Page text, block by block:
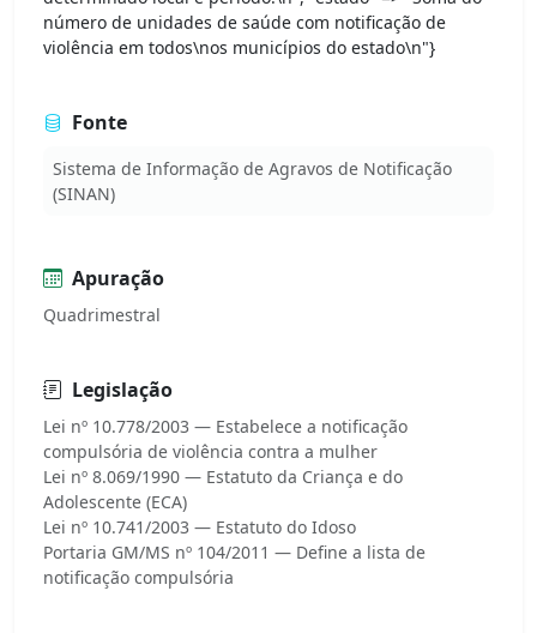
número de unidades de saúde com notificação de
violência em todos\nos municípios do estado\n"}
Fonte
Sistema de Informação de Agravos de Notificação
(SINAN)
Apuração
Quadrimestral
Legislação
Lei nº 10.778/2003 — Estabelece a notificação
compulsória de violência contra a mulher
Lei nº 8.069/1990 — Estatuto da Criança e do
Adolescente (ECA)
Lei nº 10.741/2003 — Estatuto do Idoso
Portaria GM/MS nº 104/2011 — Define a lista de